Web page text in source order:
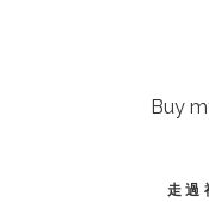
Buy
走過